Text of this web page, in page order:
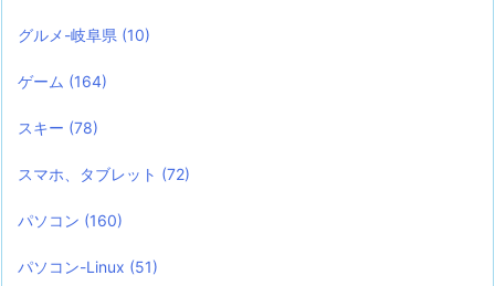
グルメ-岐阜県 (10)
ゲーム (164)
スキー (78)
スマホ、タブレット (72)
パソコン (160)
パソコン-Linux (51)